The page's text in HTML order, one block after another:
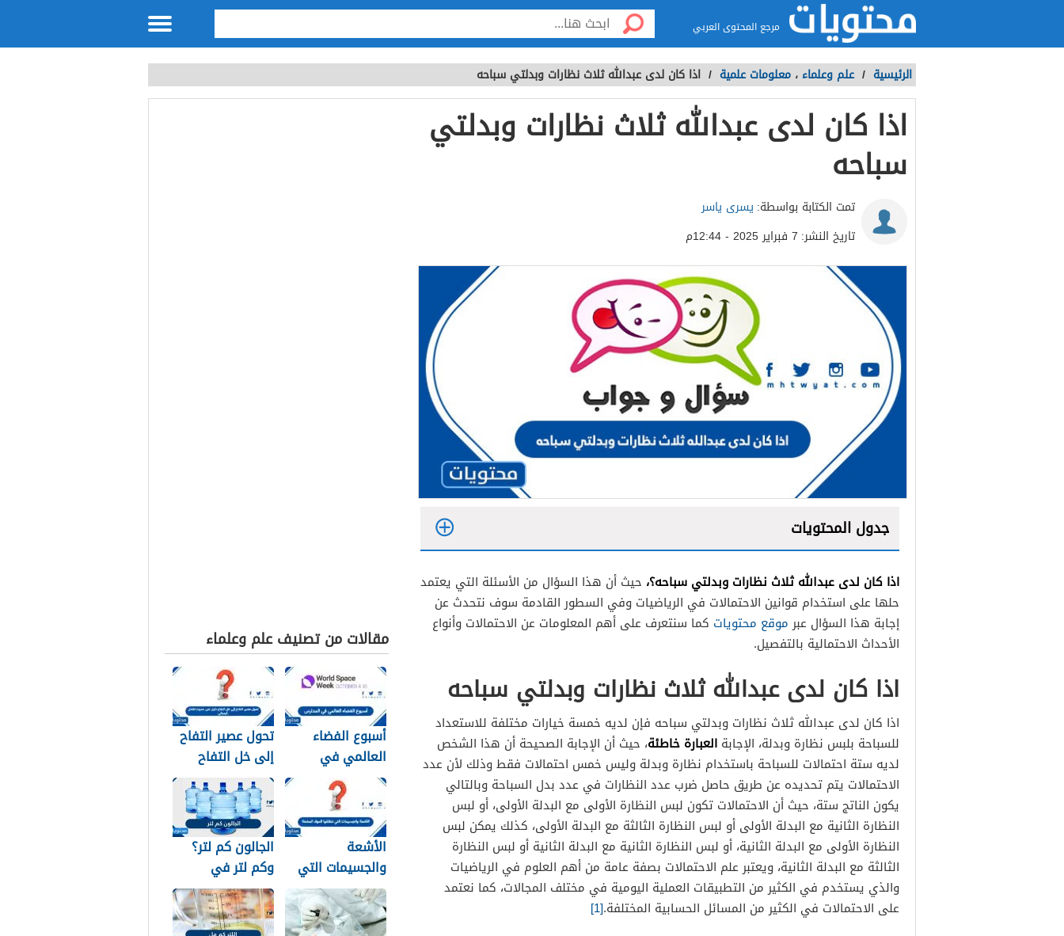
مرجع المحتوى العربي
الرئيسية / علم وعلماء ، معلومات علمية / اذا كان لدى عبدالله ثلاث نظارات وبدلتي سباحه
اذا كان لدى عبدالله ثلاث نظارات وبدلتي
سباحه
تمت الكتابة بواسطة: يسرى ياسر
تاريخ النشر: 7 فبراير 2025 - 12:44م
جدول المحتويات
اذا كان لدى عبدالله ثلاث نظارات وبدلتي سباحه؟، حيث أن هذا السؤال من الأسئلة التي يعتمد
حلها على استخدام قوانين الاحتمالات في الرياضيات وفي السطور القادمة سوف نتحدث عن
إجابة هذا السؤال عبرموقع محتويات كما سنتعرف على أهم المعلومات عن الاحتمالات وأنواع
الأحداث الاحتمالية بالتفصيل.
اذا كان لدى عبدالله ثلاث نظارات وبدلتي سباحه
اذا كان لدى عبدالله ثلاث نظارات وبدلتي سباحه فإن لديه خمسة خيارات مختلفة للاستعداد
للسباحة بلبس نظارة وبدلة، الإجابة العبارة خاطئة، حيث أن الإجابة الصحيحة أن هذا الشخص
لديه ستة احتمالات للسباحة باستخدام نظارة وبدلة وليس خمس احتمالات فقط وذلك لأن عدد
الاحتمالات يتم تحديده عن طريق حاصل ضرب عدد النظارات في عدد بدل السباحة وبالتالي
يكون الناتج ستة، حيث أن الاحتمالات تكون لبس النظارة الأولى مع البدلة الأولى، أو لبس
النظارة الثانية مع البدلة الأولى أو لبس النظارة الثالثة مع البدلة الأولى، كذلك يمكن لبس
النظارة الأولى مع البدلة الثانية، أو لبس النظارة الثانية مع البدلة الثانية أو لبس النظارة
الثالثة مع البدلة الثانية، ويعتبر علم الاحتمالات بصفة عامة من أهم العلوم في الرياضيات
والذي يستخدم في الكثير من التطبيقات العملية اليومية في مختلف المجالات، كما نعتمد
على الاحتمالات في الكثير من المسائل الحسابية المختلفة.[1]
مقالات من تصنيف علم وعلماء
أسبوع الفضاء
العالمي في
المدارس 2026
تحول عصير التفاح
إلى خل التفاح
دليل على حدوث
تفاعل كيميائي.
الأشعة
والجسيمات التي
تطلقها المواد
المشعة
الجالون كم لتر؟
وكم لتر في
الجالون الواحد؟
شرح مبسط